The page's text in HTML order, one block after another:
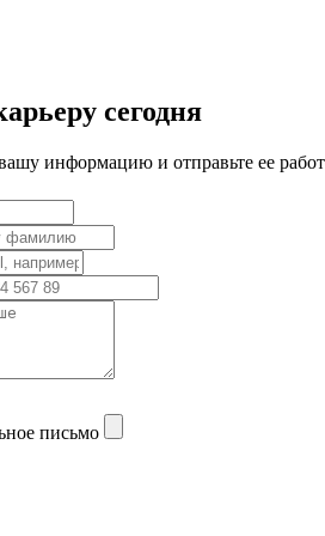
сегодня
информацию и отправьте ее
письмо